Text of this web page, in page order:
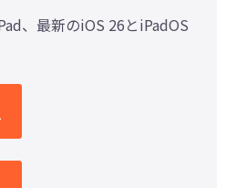
、最新のiOS 26とiPadOS